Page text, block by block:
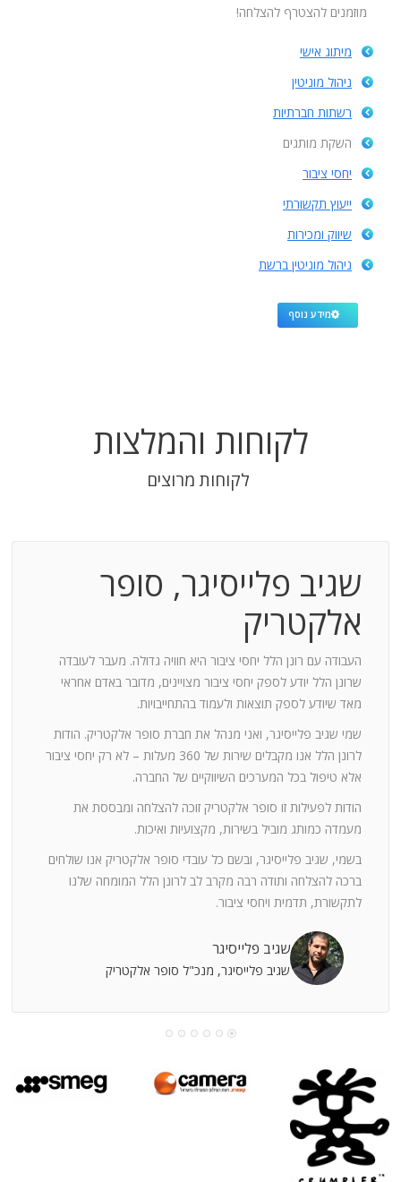
מוזמנים להצטרף להצלחה!
מיתוג אישי
ניהול מוניטין
רשתות חברתיות
השקת מותגים
יחסי ציבור
ייעוץ תקשורתי
שיווק ומכירות
ניהול מוניטין ברשת
מידע נוסף
לקוחות והמלצות
לקוחות מרוצים
שגיב פלייסיגר, סופר
אלקטריק
העבודה עם רונן הלל יחסי ציבור היא חוויה גדולה. מעבר לעובדה
שרונן הלל יודע לספק יחסי ציבור מצויינים, מדובר באדם אחראי
מאד שיודע לספק תוצאות ולעמוד בהתחייבויות.
שמי שגיב פלייסיגר, ואני מנהל את חברת סופר אלקטריק. הודות
לרונן הלל אנו מקבלים שירות של 360 מעלות – לא רק יחסי ציבור
אלא טיפול בכל המערכים השיווקיים של החברה.
הודות לפעילות זו סופר אלקטריק זוכה להצלחה ומבססת את
מעמדה כמותג מוביל בשירות, מקצועיות ואיכות.
בשמי, שגיב פלייסיגר, ובשם כל עובדי סופר אלקטריק אנו שולחים
ברכה להצלחה ותודה רבה מקרב לב לרונן הלל המומחה שלנו
לתקשורת, תדמית ויחסי ציבור.
שגיב פלייסיגר
שגיב פלייסיגר, מנכ"ל סופר אלקטריק